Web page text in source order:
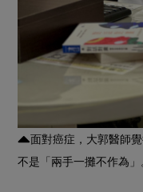
面對癌症，大郭醫師
不是「兩手一攤不作為」